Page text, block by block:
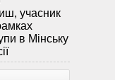
учасник
в Мінську